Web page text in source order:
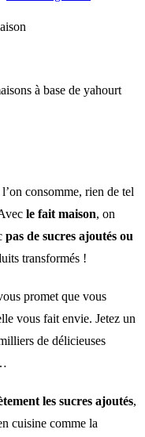
à base de yahourt
consomme, rien de tel
le fait maison, on
pas de sucres ajoutés ou
transformés !
promet que vous
vous fait envie. Jetez un
de délicieuses
les sucres ajoutés,
cuisine comme la